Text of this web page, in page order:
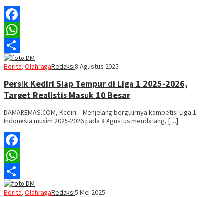
Facebook
WhatsApp
Share
Berita, OlahragaRedaksi8 Agustus 2025
Persik Kediri Siap Tempur di Liga 1 2025-2026,
Target Realistis Masuk 10 Besar
DAMAREMAS.COM, Kediri – Menjelang bergulirnya kompetisi Liga 1
Indonesia musim 2025-2026 pada 8 Agustus mendatang, […]
Facebook
WhatsApp
Share
Berita, OlahragaRedaksi5 Mei 2025